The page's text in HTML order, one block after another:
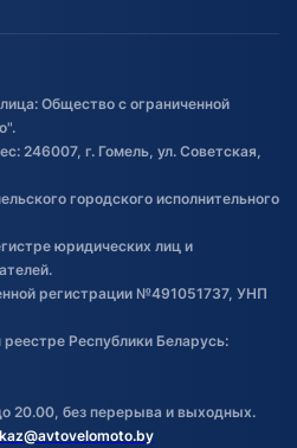
Общество с ограниченной
246007, г. Гомель, ул. Советская,
городского исполнительного
юридических лиц и
регистрации №491051737, УНП
Республики Беларусь:
20.00, без перерыва и выходных.